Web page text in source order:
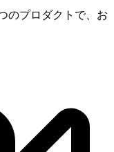
のプロダクトで、お